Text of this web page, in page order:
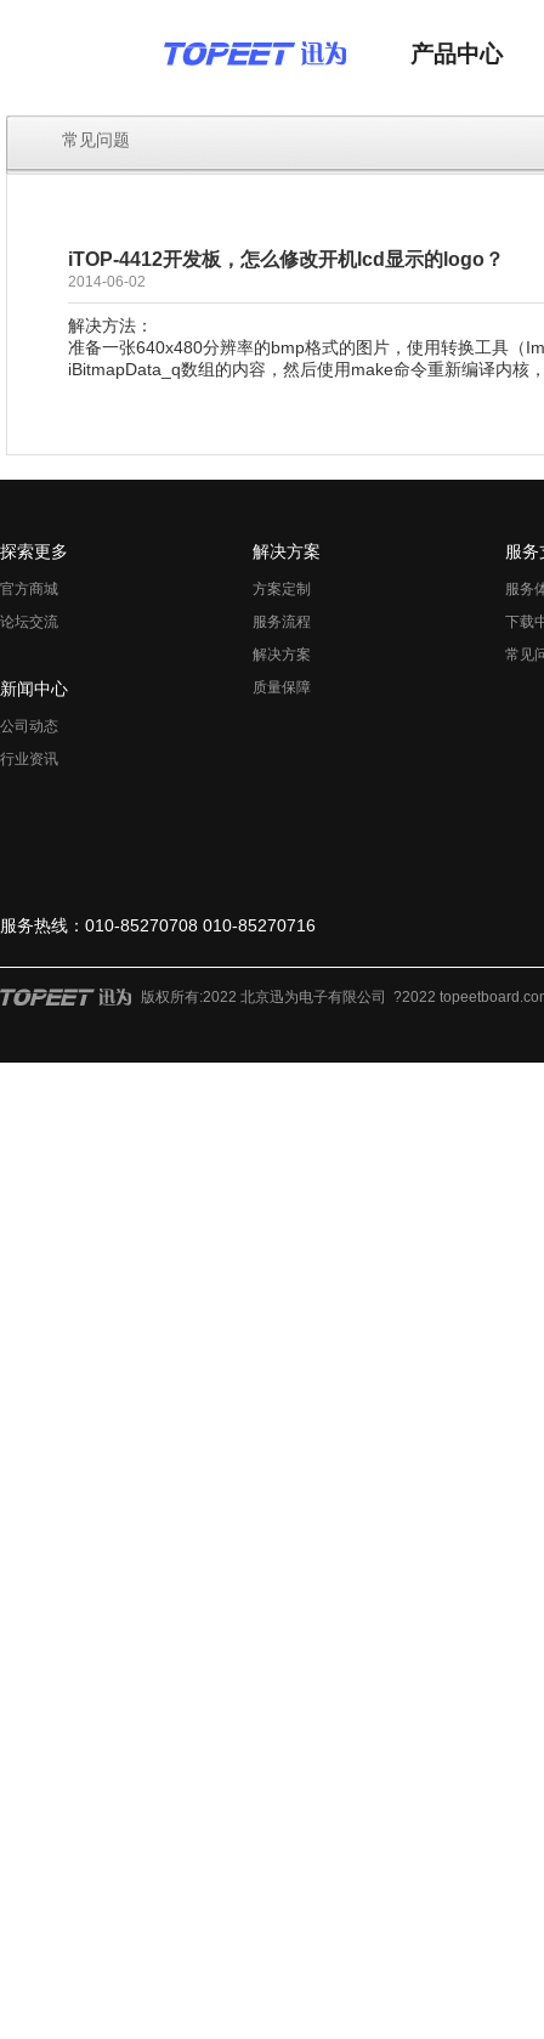
产品中心
常见问题
iTOP-4412开发板，怎么修改开机lcd显示的logo？
2014-06-02
解决方法：
准备一张640x480分辨率的bmp格式的图片，使用转换工具（
iBitmapData_q数组的内容，然后使用make命令重新编译内核
探索更多
官方商城
论坛交流
新闻中心
公司动态
行业资讯
解决方案
方案定制
服务流程
解决方案
质量保障
服务
服务
下载
常见
服务热线：010-85270708 010-85270716
版权所有:2022 北京迅为电子有限公司 ?2022